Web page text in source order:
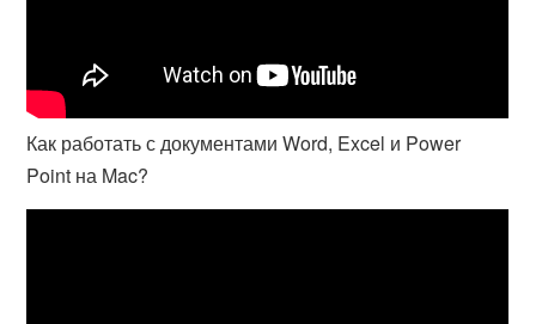
Как работать с документами Word, Excel и Power
Point на Mac?